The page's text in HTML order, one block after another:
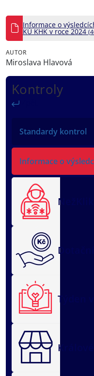
Kontroly
Standardy kontrol
Informace o
Týden
Informace o
KÚ KHK v roce 2024
AUTOR
Miroslava Hlavová